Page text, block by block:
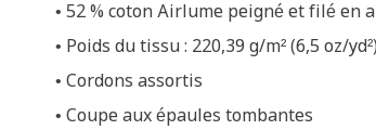
• 52 % coton Airlume peigné et filé en
• Poids du tissu : 220,39 g/m² (6,5 oz/yd²)
• Cordons assortis
• Coupe aux épaules tombantes